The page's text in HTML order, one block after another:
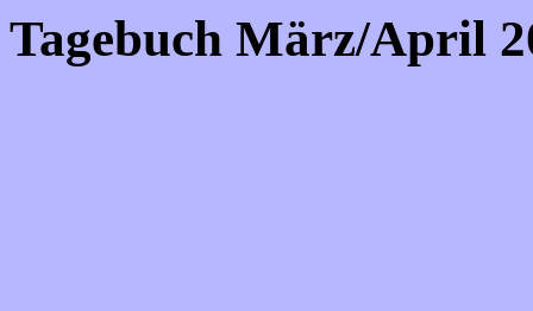
Tagebuch März/April